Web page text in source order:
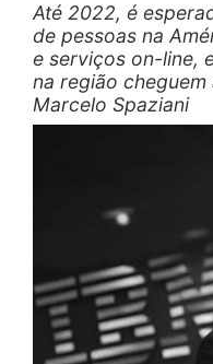
Até 2022, é
de pessoas na
e serviços on-line,
na região
Marcelo Spaziani